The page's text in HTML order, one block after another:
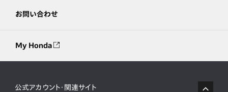
お問い合わせ
My Honda
公式アカウント・関連サイト